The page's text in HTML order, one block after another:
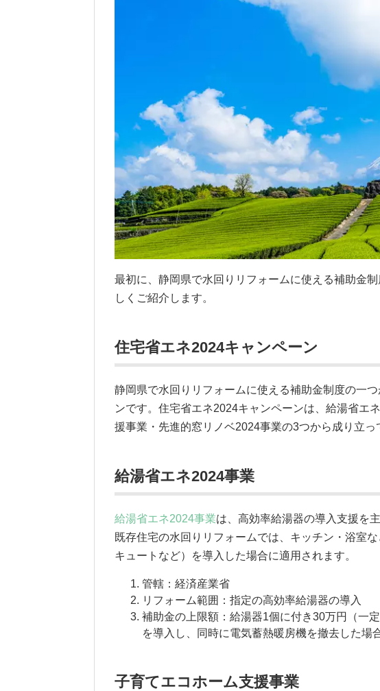
最初に、静岡県で水回りリフォームに使える補助金
しくご紹介します。
住宅省エネ2024キャンペーン
静岡県で水回りリフォームに使える補助金制度の一
ンです。住宅省エネ2024キャンペーンは、給湯省エ
援事業・先進的窓リノベ2024事業の3つから成り立っ
給湯省エネ2024事業
給湯省エネ2024事業は、高効率給湯器の導入支援を
既存住宅の水回りリフォームでは、キッチン・浴室
キュートなど）を導入した場合に適用されます。
管轄：経済産業省
リフォーム範囲：指定の高効率給湯器の導入
補助金の上限額：給湯器1個に付き30万円（一
を導入し、同時に電気蓄熱暖房機を撤去した場合
子育てエコホーム支援事業